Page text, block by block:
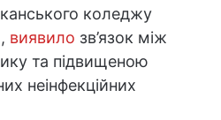
коледжу
виявило зв’язок між
та підвищеною
неінфекційних